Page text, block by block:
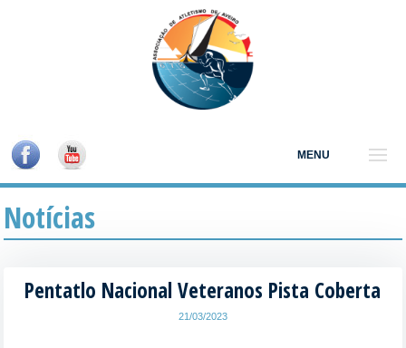
MENU
Notícias
Pentatlo Nacional Veteranos Pista Coberta
21/03/2023